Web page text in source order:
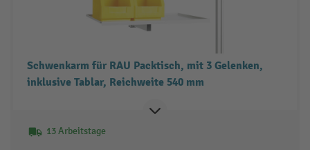
Schwenkarm für RAU Packtisch, mit 3 Gelenken,
inklusive Tablar, Reichweite 540 mm
13 Arbeitstage